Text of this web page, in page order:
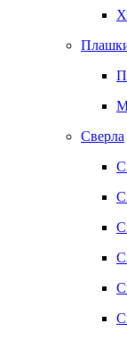
Сверла